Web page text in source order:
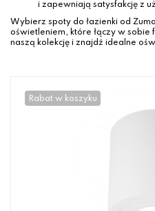
i zapewniają satysfakcję z
Wybierz spoty do łazienki od
oświetleniem, które łączy w sobie
naszą kolekcję i znajdź idealne
Rabat w koszyku